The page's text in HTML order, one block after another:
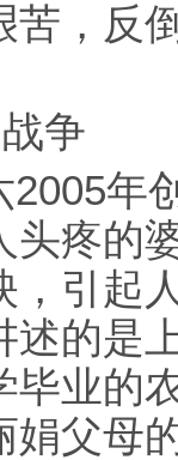
苦，反
争
2005
头疼的
，引起
述的是
毕业的
娟父母